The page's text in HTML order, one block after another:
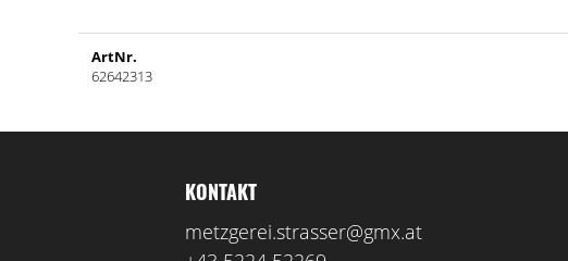
ArtNr.
62642313
KONTAKT
metzgerei.strasser@gmx.at